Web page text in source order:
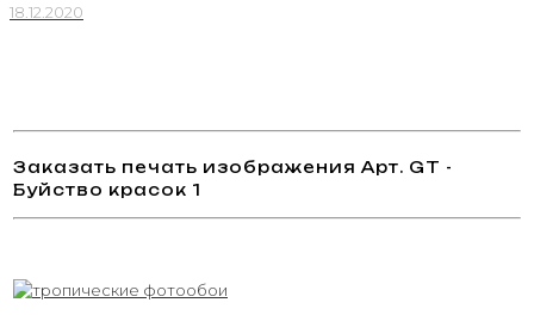
18.12.2020
Заказать печать изображения Арт. GT -
Буйство красок 1